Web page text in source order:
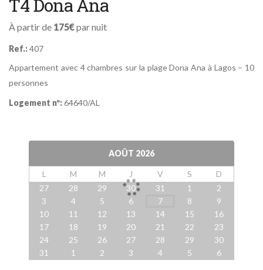
T4 Dona Ana
À partir de 175€par nuit
Ref.:407
Appartement avec 4 chambres sur la plage Dona Ana à Lagos – 10
personnes
Logement nº:64640/AL
AOÛT 2026
L M M J V S
D
27
28 29 30 31 1
2
3
4 5 6 7 8
9
10
11 12 13 14 15
16
17
18 19 20 21 22
23
24
25 26 27 28 29
30
31
1 2 3 4 5 6